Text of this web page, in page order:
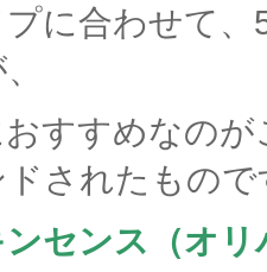
に合わせて
すすめなの
されたもので
センス（オリ